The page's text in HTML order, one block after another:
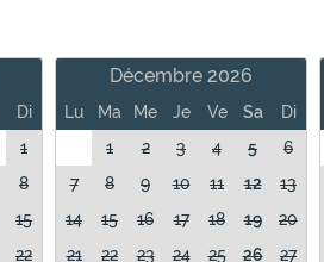
Di
1
8
15
22
Décembre 2026
Lu Ma Me Je Ve Sa
Di
1
2 3 4 5
6
7
8 9 10 11 12
13
14
15 16 17 18 19
20
21
22 23 24 25 26
27